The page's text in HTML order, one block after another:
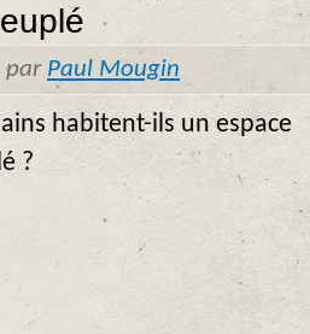
par Paul Mougin
habitent-ils un espace
?